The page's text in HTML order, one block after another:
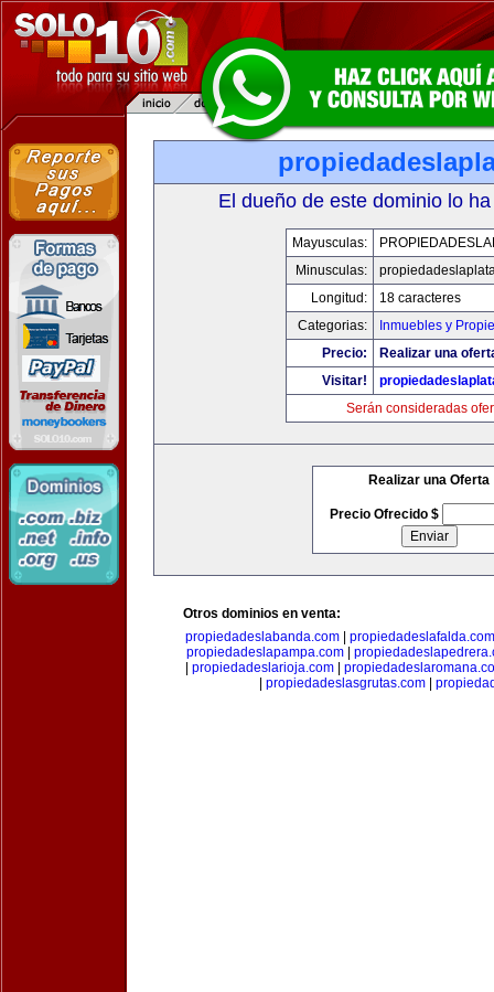
El dueño de este dominio lo
Mayusculas:
Minusculas:
Longitud:
18 caracteres
Categorias:
Inmuebles y
Precio:
Realizar una
Visitar!
Serán consideradas
Realizar una Oferta
Precio Ofrecido $
Otros dominios en venta:
propiedadeslabanda.com
propiedadeslafalda.com
propiedadeslapampa.com|
propiedadeslarioja.com|
propiedadeslasgrutas.com